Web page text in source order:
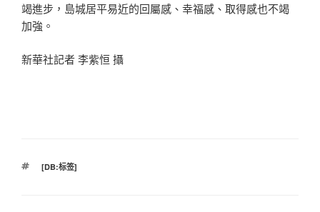
竭進步，島城居平易近的回屬感、幸福感、取得感也不竭
加強。
新華社記者 李紫恒 攝
標
[DB:标签]